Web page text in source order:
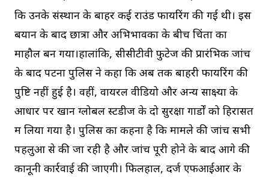
कि उनके संस्थान के बाहर कई राउंड फायरिंग की गई थी। इस
बयान के बाद छात्रों और अभिभावकों के बीच चिंता का
माहौल बन गया।हालांकि, सीसीटीवी फुटेज की प्रारंभिक जांच
के बाद पटना पुलिस ने कहा कि अब तक बाहरी फायरिंग की
पुष्टि नहीं हुई है। वहीं, वायरल वीडियो और अन्य साक्ष्यों के
आधार पर खान ग्लोबल स्टडीज के दो सुरक्षा गार्डों को हिरासत
में लिया गया है। पुलिस का कहना है कि मामले की जांच सभी
पहलुओं से की जा रही है और जांच पूरी होने के बाद आगे की
कानूनी कार्रवाई की जाएगी। फिलहाल, दर्ज एफआईआर के